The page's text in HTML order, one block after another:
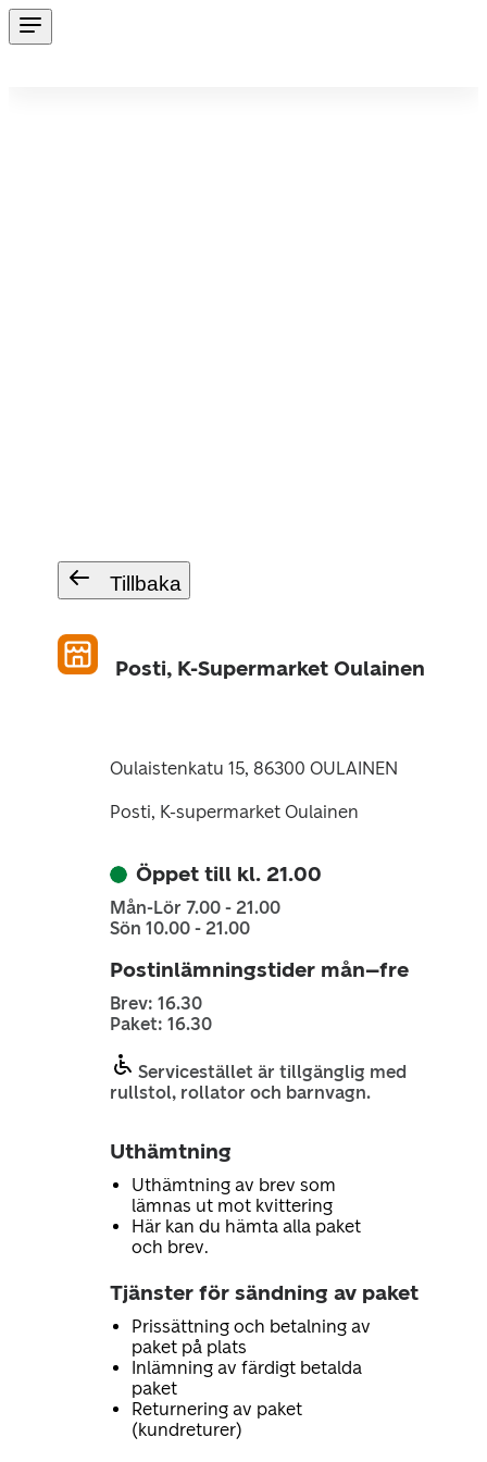
Tillbaka
Posti, K-Supermarket Oulainen
Oulaistenkatu 15, 86300 OULAINEN
Posti, K-supermarket Oulainen
Öppet till kl. 21.00
Mån-Lör 7.00 - 21.00
Sön 10.00 - 21.00
Postinlämningstider mån–fre
Brev: 16.30
Paket: 16.30
Servicestället är tillgänglig med
rullstol, rollator och barnvagn.
Uthämtning
Uthämtning av brev som
lämnas ut mot kvittering
Här kan du hämta alla paket
och brev.
Tjänster för sändning av paket
Prissättning och betalning av
paket på plats
Inlämning av färdigt betalda
paket
Returnering av paket
(kundreturer)